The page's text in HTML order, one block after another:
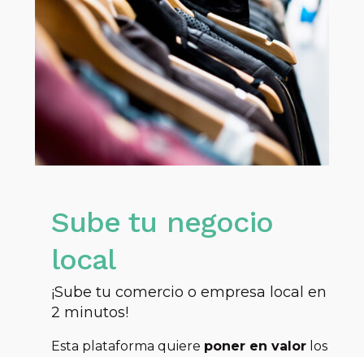
Sube tu negocio
local
¡Sube tu comercio o empresa local en
2 minutos!
Esta plataforma quiere poner en valorlos